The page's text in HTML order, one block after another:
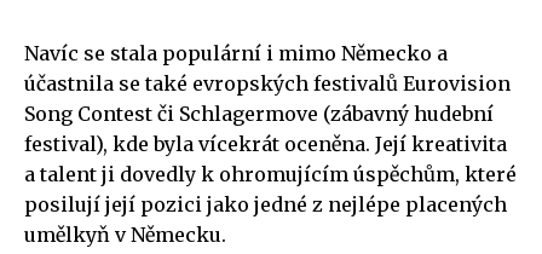
Navíc se stala populární i mimo Německo a
účastnila se také evropských festivalů Eurovision
Song Contest či Schlagermove (zábavný hudební
festival), kde byla vícekrát oceněna. Její kreativita
a talent ji dovedly k ohromujícím úspěchům, které
posilují její pozici jako jedné z nejlépe placených
umělkyň v Německu.